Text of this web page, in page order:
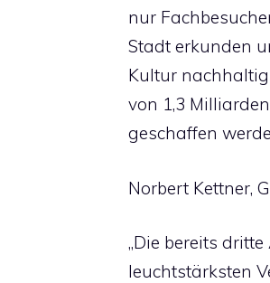
nur
Stadt erkunden
Kultur
von 1,3
geschaffen
Norbert Kettner,
„Die bereits
leuchtstärksten